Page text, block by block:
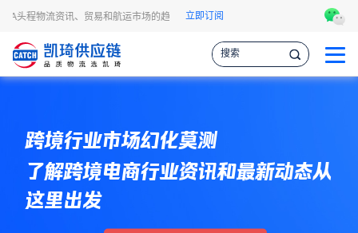
头程物流资讯、贸易和航运市场的趋势和最新事件，让您掌握各种情报，作出更
立即订阅
跨境行业市场幻化莫测
了解跨境电商行业资讯和最新动态从
这里出发